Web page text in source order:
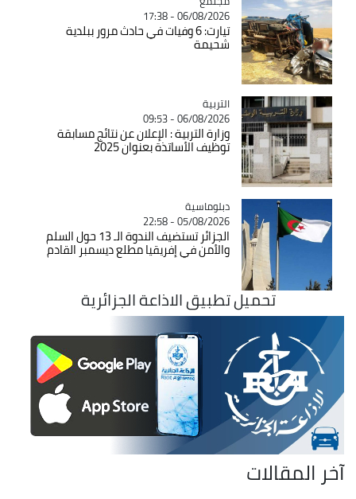
06/08/2026 - 17:38
تيارت: 6 وفيات في حادث مرور ببلدية
شحيمة
Catégorie
التربية
06/08/2026 - 09:53
وزارة التربية : الإعلان عن نتائج مسابقة
توظيف الأساتذة بعنوان 2025
Catégorie
دبلوماسية
05/08/2026 - 22:58
الجزائر تستضيف الندوة الـ 13 حول السلم
والأمن في إفريقيا مطلع ديسمبر القادم
تحميل تطبيق الاذاعة الجزائرية
آخر المقالات